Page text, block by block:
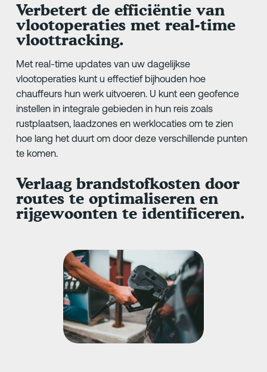
Verbetert de efficiëntie van
vlootoperaties met real-time
vloottracking.
Met real-time updates van uw dagelijkse
vlootoperaties kunt u effectief bijhouden hoe
chauffeurs hun werk uitvoeren. U kunt een geofence
instellen in integrale gebieden in hun reis zoals
rustplaatsen, laadzones en werklocaties om te zien
hoe lang het duurt om door deze verschillende punten
te komen.
Verlaag brandstofkosten door
routes te optimaliseren en
rijgewoonten te identificeren.